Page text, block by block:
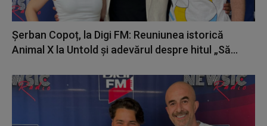
Șerban Copoț, la Digi FM: Reuniunea istorică
Animal X la Untold și adevărul despre hitul „Să...